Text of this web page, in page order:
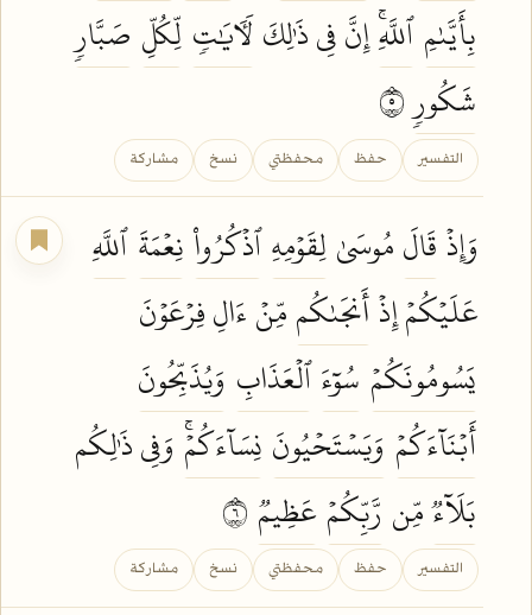
بِأَيَّىٰمِٱللَّهِۚإِنَّ فِي ذَٰلِكَلَأٓيَٰتٖ لِّكُلِّ صَبَّارٖ
شَكُورٖ٥
التفسير حفظ محفظتي نسخ مشاركة
وَإِذۡقَالَمُوسَىٰلِقَوۡمِهِٱذۡكُرُواْنِعۡمَةَٱللَّهِ
عَلَيۡكُمۡ إِذۡأَنجَىٰكُممِّنۡ ءَالِ فِرۡعَوۡنَ
يَسُومُونَكُمۡ سُوٓءَٱلۡعَذَابِ وَيُذَبِّحُونَ
أَبۡنَآءَكُمۡ وَيَسۡتَحۡيُونَ نِسَآءَكُمۡۚ وَفِي ذَٰلِكُم
بَلَآءٞمِّن رَّبِّكُمۡعَظِيمٞ
التفسير حفظ محفظتي نسخ مشاركة